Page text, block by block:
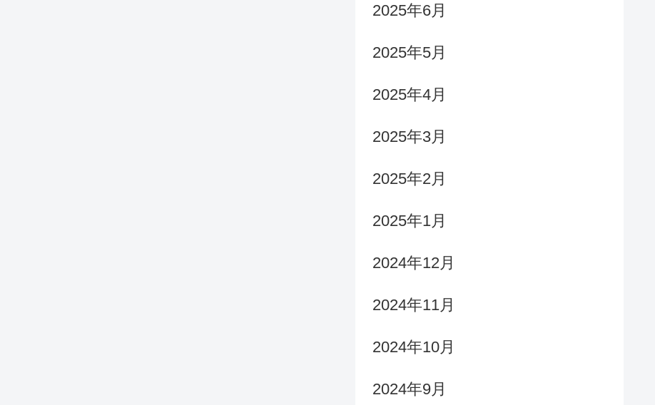
2025年6月
2025年5月
2025年4月
2025年3月
2025年2月
2025年1月
2024年12月
2024年11月
2024年10月
2024年9月